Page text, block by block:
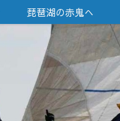
琵琶湖の赤鬼へ